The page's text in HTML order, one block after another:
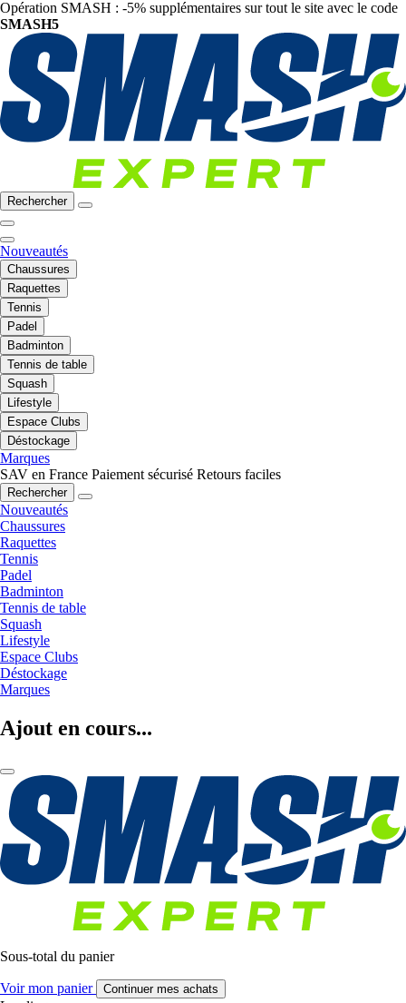
Opération SMASH : -5% supplémentaires sur tout le site avec le code
SMASH5
Rechercher
Nouveautés
Chaussures
Raquettes
Tennis
Padel
Badminton
Tennis de table
Squash
Lifestyle
Espace Clubs
Déstockage
Marques
SAV en France Paiement sécurisé Retours faciles
Rechercher
Nouveautés
Chaussures
Raquettes
Tennis
Padel
Badminton
Tennis de table
Squash
Lifestyle
Espace Clubs
Déstockage
Marques
Ajout en cours...
Sous-total du panier
Voir mon panier Continuer mes achats